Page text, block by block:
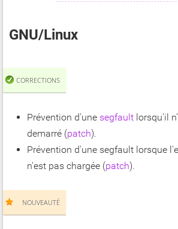
GNU/Linux
CORRECTIONS
Prévention d'une segfault lorsqu'il
demarré (patch).
Prévention d'une segfault lorsque
n'est pas chargée (patch).
NOUVEAUTÉ